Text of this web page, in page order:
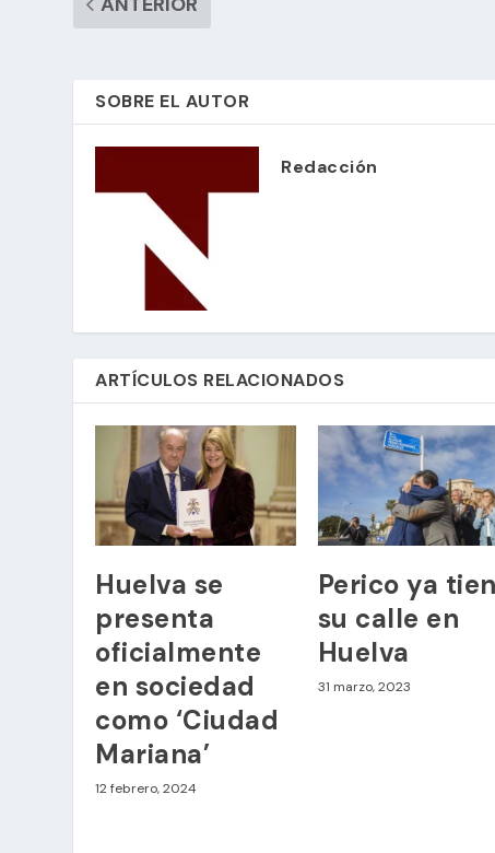
SOBRE EL AUTOR
Redacción
ARTÍCULOS RELACIONADOS
Huelva se
presenta
oficialmente
en sociedad
como ‘Ciudad
Mariana’
12 febrero, 2024
Perico ya
su calle en
Huelva
31 marzo, 2023